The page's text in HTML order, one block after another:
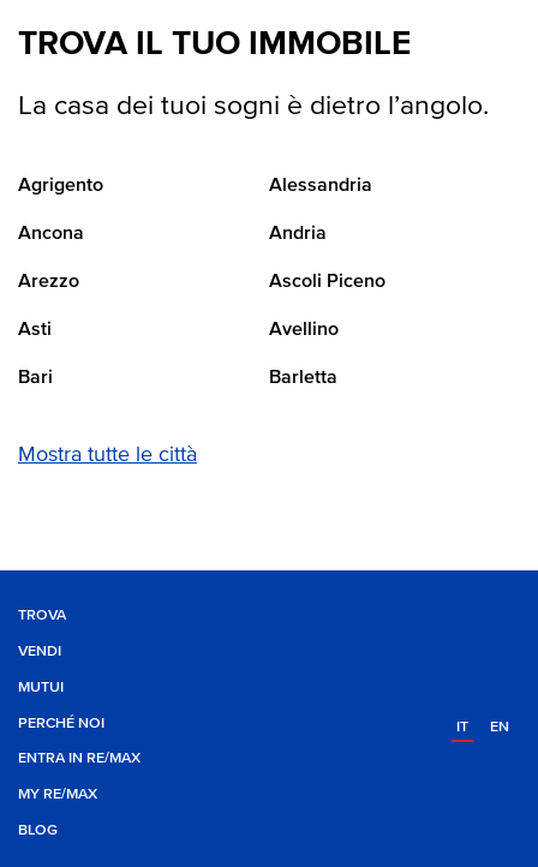
TROVA IL TUO IMMOBILE
La casa dei tuoi sogni è dietro l’angolo.
Agrigento Alessandria
Ancona Andria
Arezzo Ascoli Piceno
Asti Avellino
Bari Barletta
Mostra tutte le città
TROVA
VENDI
MUTUI
PERCHÉ NOI
ENTRA IN RE/MAX
MY RE/MAX
BLOG
IT EN